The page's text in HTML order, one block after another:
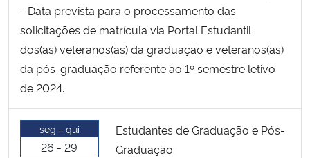
- Data prevista para o processamento das
solicitações de matrícula via Portal Estudantil
dos(as) veteranos(as) da graduação e veteranos(as)
da pós-graduação referente ao 1º semestre letivo
de 2024.
seg - qui
26 - 29
Estudantes de Graduação e Pós-
Graduação